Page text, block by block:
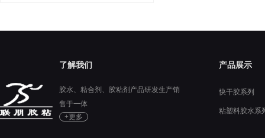
了解我们
胶水、粘合剂、胶粘剂产品研发生产销
售于一体
+更多
产品展示
快干胶系列
粘塑料胶水系